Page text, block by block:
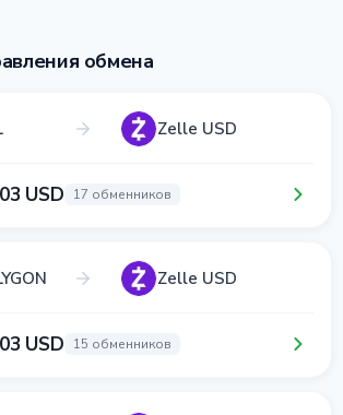
обмена
Zelle USD
USD 17 обменников
Zelle USD
USD 15 обменников